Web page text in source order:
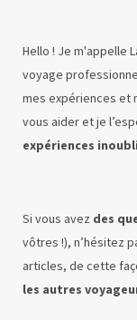
Hello ! Je m'appelle
voyage
mes expériences et
vous aider et je
expériences
Si vous avez des
vôtres !), n’hésitez
articles, de cette
les autres